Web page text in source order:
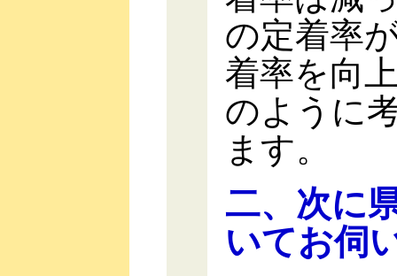
の定着率
着率を向
のように
ます。
二、次に
いてお伺